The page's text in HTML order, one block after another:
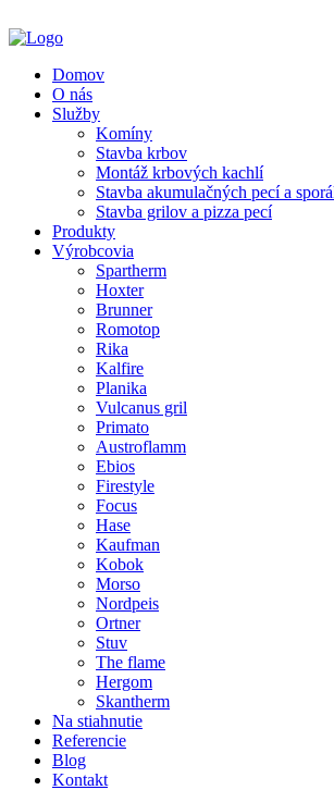
Domov
O nás
Služby
Komíny
Stavba krbov
Montáž krbových kachlí
Stavba akumulačných pecí a
Stavba grilov a pizza pecí
Produkty
Výrobcovia
Spartherm
Hoxter
Brunner
Romotop
Rika
Kalfire
Planika
Vulcanus gril
Primato
Austroflamm
Ebios
Firestyle
Focus
Hase
Kaufman
Kobok
Morso
Nordpeis
Ortner
Stuv
The flame
Hergom
Skantherm
Na stiahnutie
Referencie
Blog
Kontakt